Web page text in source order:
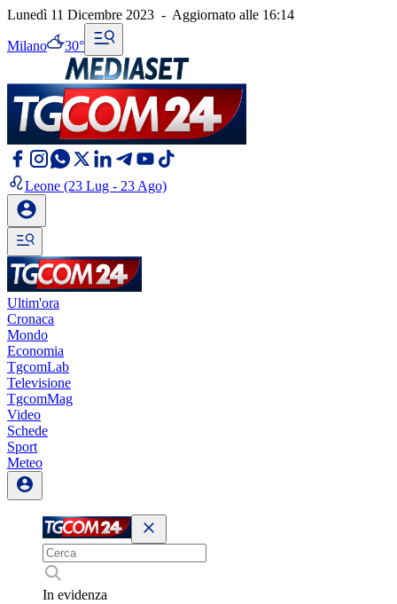
Lunedì 11 Dicembre 2023 - Aggiornato alle 16:14
Milano 30°
Leone (23 Lug - 23 Ago)
Ultim'ora
Cronaca
Mondo
Economia
TgcomLab
Televisione
TgcomMag
Video
Schede
Sport
Meteo
In evidenza